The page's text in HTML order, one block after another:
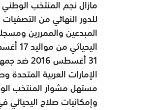
المبدعين والممررين
الإمارات العربية
مستهل مشوار المنتخب
وإمكانيات صلاح اليحيائي